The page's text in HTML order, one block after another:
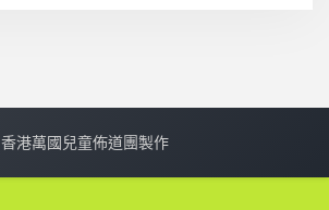
香港萬國兒童佈道團製作